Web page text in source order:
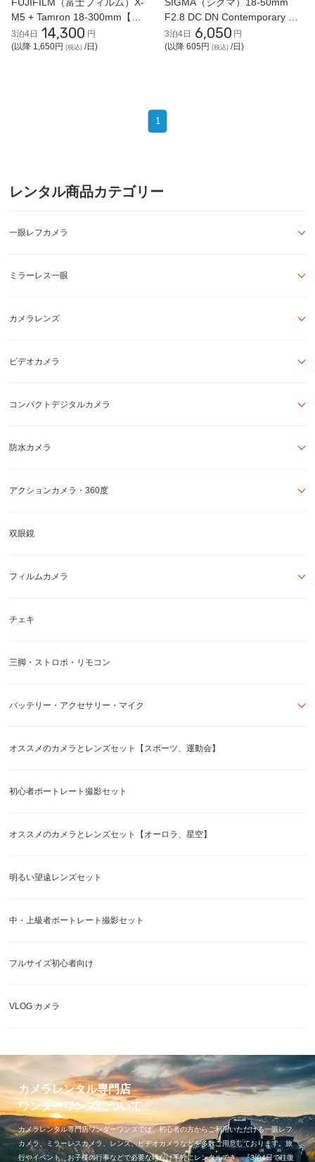
FUJIFILM（富士フィルム）X-
M5 + Tamron 18-300mm【近
くも遠くも撮影セット】ミラー
レス一眼
3泊4日 14,300 円
(以降 1,650円 (税込) /日)
SIGMA（シグマ）18-50mm
F2.8 DC DN Contemporary 標
準ズームレンズ (富士フィルム
Xマウント用)
3泊4日 6,050 円
(以降 605円 (税込)/日)
1
レンタル商品カテゴリー
一眼レフカメラ
ミラーレス一眼
カメラレンズ
ビデオカメラ
コンパクトデジタルカメラ
防水カメラ
アクションカメラ・360度
双眼鏡
フィルムカメラ
チェキ
三脚・ストロボ・リモコン
バッテリー・アクセサリー・マイク
オススメのカメラとレンズセット【スポーツ、運動会】
初心者ポートレート撮影セット
オススメのカメラとレンズセット【オーロラ、星空】
明るい望遠レンズセット
中・上級者ポートレート撮影セット
フルサイズ初心者向け
VLOG カメラ
カメラレンタル専門店
ワンダーワンズについて
カメラレンタル専門店ワンダーワンズでは、初心者の方からご利用いただける一眼レフ
カメラ、ミラーレスカメラ、レンズ、ビデオカメラなどを多数ご用意しております。旅
行やイベント、お子様の行事などで必要な時だけ手軽にレンタルでき、『3泊4日で往復